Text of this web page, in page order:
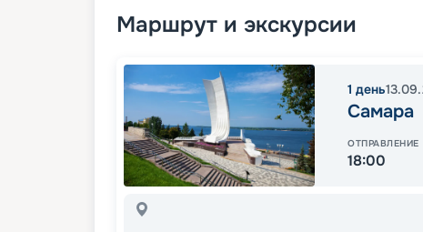
Маршрут и экскурсии
1 день
Самара
ОТПРАВЛЕНИЕ
18:00